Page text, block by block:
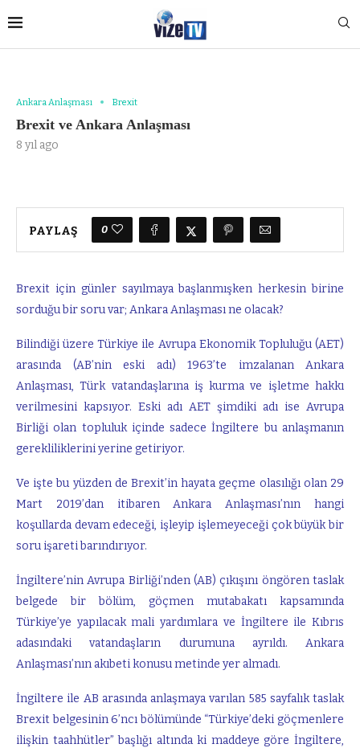
Ankara Anlaşması Brexit
Brexit ve Ankara Anlaşması
8 yıl ago
PAYLAŞ 0
Brexit için günler sayılmaya başlanmışken herkesin birine
sorduğu bir soru var; Ankara Anlaşması ne olacak?
Bilindiği üzere Türkiye ile Avrupa Ekonomik Topluluğu (AET)
arasında (AB’nin eski adı) 1963’te imzalanan Ankara
Anlaşması, Türk vatandaşlarına iş kurma ve işletme hakkı
verilmesini kapsıyor. Eski adı AET şimdiki adı ise Avrupa
Birliği olan topluluk içinde sadece İngiltere bu anlaşmanın
gerekliliklerini yerine getiriyor.
Ve işte bu yüzden de Brexit’in hayata geçme olasılığı olan 29
Mart 2019’dan itibaren Ankara Anlaşması’nın hangi
koşullarda devam edeceği, işleyip işlemeyeceği çok büyük bir
soru işareti barındırıyor.
İngiltere’nin Avrupa Birliği’nden (AB) çıkışını öngören taslak
belgede bir bölüm, göçmen mutabakatı kapsamında
Türkiye’ye yapılacak mali yardımlara ve İngiltere ile Kıbrıs
adasındaki vatandaşların durumuna ayrıldı. Ankara
Anlaşması’nın akıbeti konusu metinde yer almadı.
İngiltere ile AB arasında anlaşmaya varılan 585 sayfalık taslak
Brexit belgesinin 6’ncı bölümünde “Türkiye’deki göçmenlere
ilişkin taahhütler” başlığı altında ki maddeye göre İngiltere,